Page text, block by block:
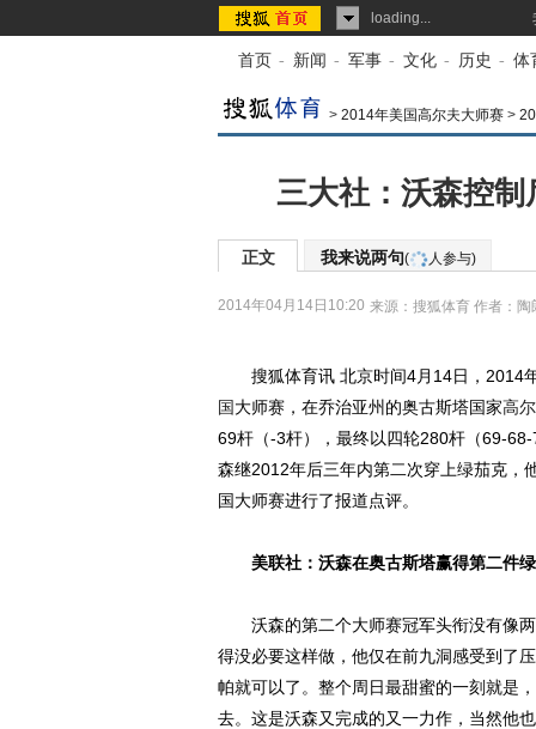
loading...
首页 - 新闻 - 军事 - 文化 - 历史 - 体
> 2014年美国高尔夫大师赛 >
三大社：沃森控
正文 我来说两句( 人参与)
2014年04月14日10:20 来源： 搜狐体育 作者：陶
搜狐体育讯 北京时间4月14日，2014年
国大师赛，在乔治亚州的奥古斯塔国家高
69杆（-3杆），最终以四轮280杆（69-
森继2012年后三年内第二次穿上绿茄克，
国大师赛进行了报道点评。
美联社：沃森在奥古斯塔赢得第二件
沃森的第二个大师赛冠军头衔没有像两
得没必要这样做，他仅在前九洞感受到了
帕就可以了。整个周日最甜蜜的一刻就是
去。这是沃森又完成的又一力作，当然他